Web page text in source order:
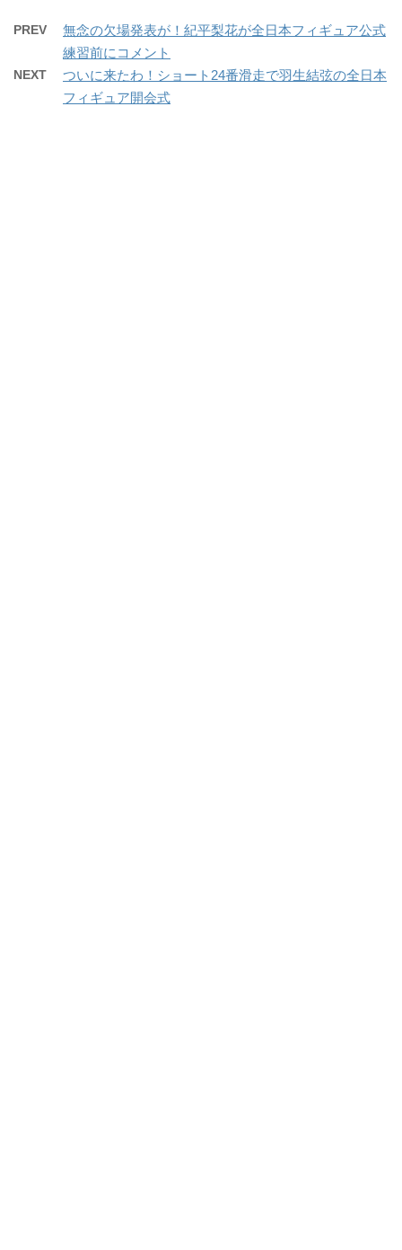
PREV
無念の欠場発表が！紀平梨花が全日本フィギュア公式
練習前にコメント
NEXT
ついに来たわ！ショート24番滑走で羽生結弦の全日本
フィギュア開会式